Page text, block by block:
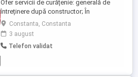
Ofer servicii de curățenie: generală de
întreținere după constructor; În
apartamente, garsoniere, case, scări de
bloc, birouri; Lucrez cu produsele
clientului iar prețul îl vom stabili împreună
în funcție de dimensiunea spațiului sau
Constanta, Constanta
3 august
Telefon validat